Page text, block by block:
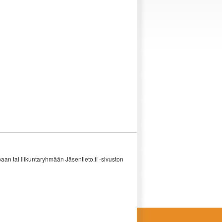
tai liikuntaryhmään Jäsentieto.fi -sivuston